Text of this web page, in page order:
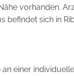
vorhanden.
befindet sich in
an einer